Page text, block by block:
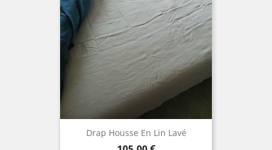
Drap Housse En Lin Lavé